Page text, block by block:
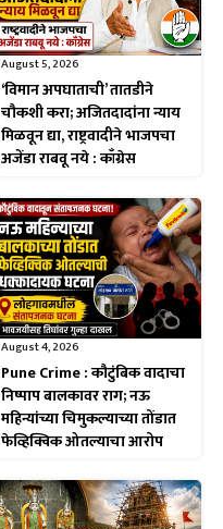
August 5, 2026
‘विमान अपघाताची’ तातडीने
चौकशी करा; अजितदादांना न्याय
मिळवून द्या, राष्ट्रवादीने भाजपचा
अजेंडा राबवू नये : काँग्रेस
August 4, 2026
Pune Crime : कौटुंबिक वादाचा
निष्पाप बालकावर राग; नऊ
महिन्यांच्या चिमुकल्याच्या तोंडात
फेव्हिक्विक ओतल्याचा आरोप